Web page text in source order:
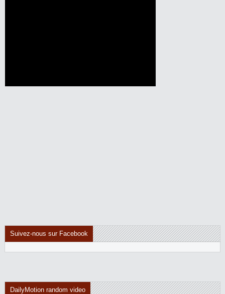
Suivez-nous sur Facebook
DailyMotion random video